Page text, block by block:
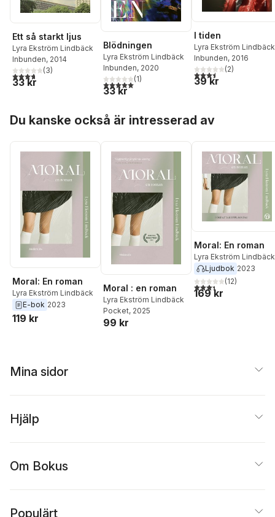
Ett så starkt ljus
Lyra Ekström Lindbäck
Inbunden, 2014
3,7utav 5 stjärnor. Totalt antal röster:
(3)
33 kr
Blödningen
Lyra Ekström Lindbäck
Inbunden, 2020
5,0utav 5 stjärnor. Totalt antal röster:
(1)
33 kr
I tiden
Lyra Ekström Lindbäck
Inbunden, 2016
3,5utav 5 stjärnor.
(2)
39 kr
Du kanske också är intresserad av
Moral: En roman
Lyra Ekström Lindbäck
E-bok 2023
119 kr
Moral : en roman
Lyra Ekström Lindbäck
Pocket, 2025
99 kr
Moral: En roman
Lyra Ekström Lindbäck
Ljudbok 2023
3,4utav 5 stjärnor.
(12)
169 kr
Mina sidor
Hjälp
Om Bokus
Populärt